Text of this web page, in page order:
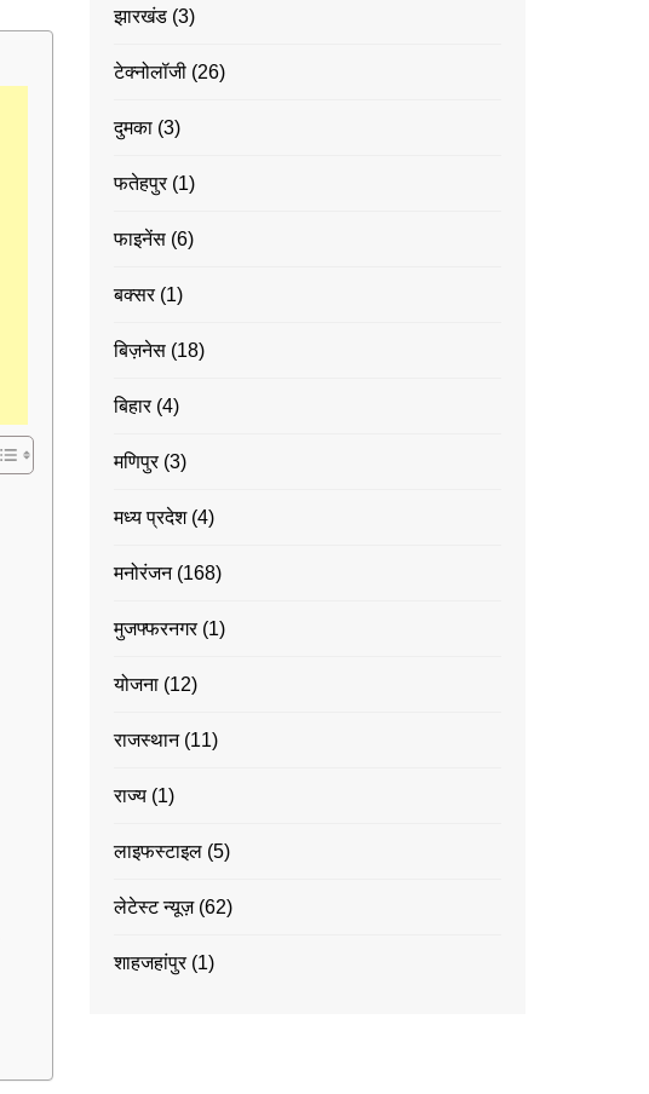
झारखंड (3)
टेक्नोलॉजी (26)
दुमका (3)
फतेहपुर(1)
फाइनेंस (6)
बक्सर(1)
बिज़नेस (18)
बिहार(4)
मणिपुर(3)
मध्य प्रदेश(4)
मनोरंजन(168)
मुजफ्फरनगर(1)
योजना (12)
राजस्थान(11)
राज्य (1)
लाइफस्टाइल (5)
लेटेस्ट न्यूज़(62)
शाहजहांपुर(1)